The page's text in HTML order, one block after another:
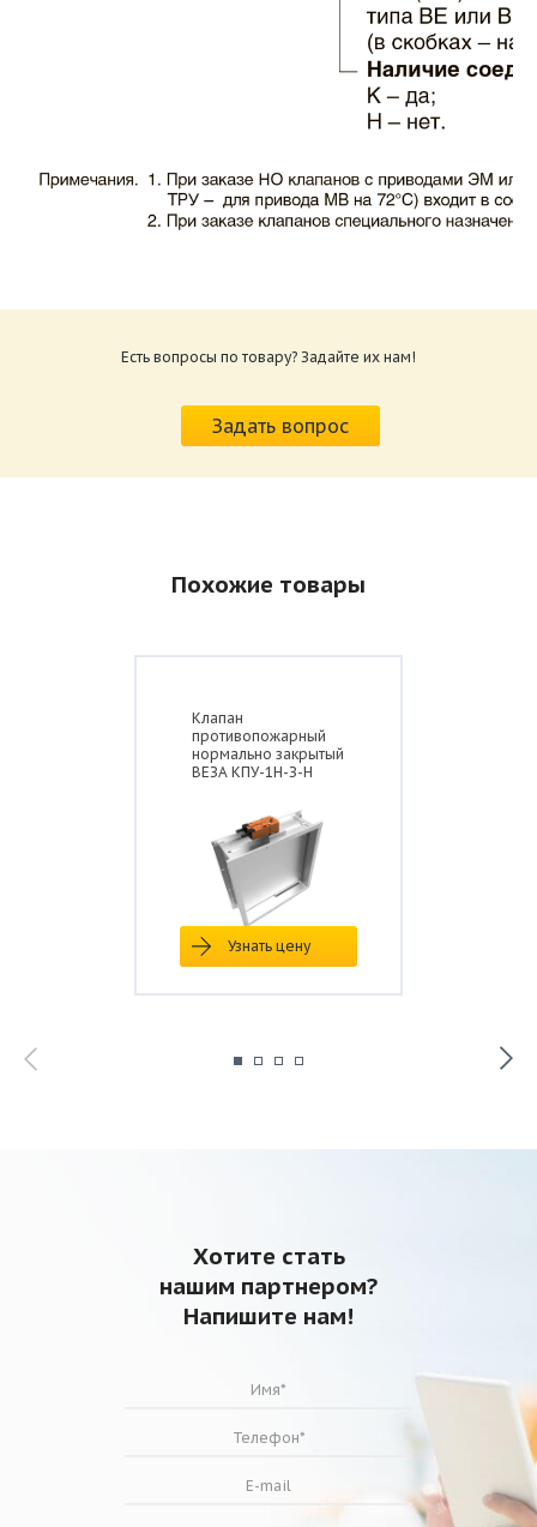
ВИНГС-М КЛОП-1.pdf
приводов КЛОП-1.pdf
Размер: 520.36 Кб
Есть вопросы по товару? Задайте их нам!
Задать вопрос
Похожие товары
Клапан
противопожарный
нормально закрытый
ВЕЗА КПУ-1Н-З-Н
Узнать цену
Хотите стать
нашим партнером?
Напишите нам!